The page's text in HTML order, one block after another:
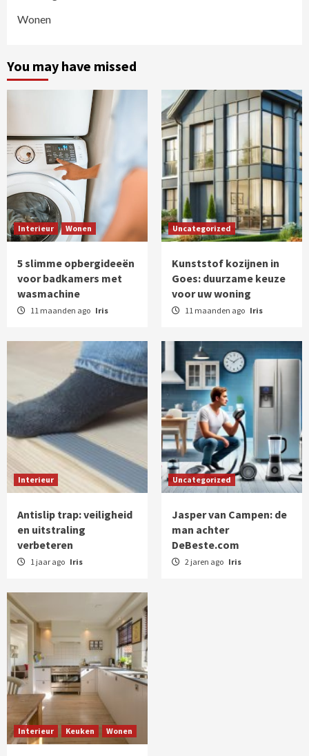
Wonen
You may have missed
Interieur Wonen
5 slimme opbergideeën
voor badkamers met
wasmachine
11 maanden ago Iris
Uncategorized
Kunststof kozijnen in
Goes: duurzame keuze
voor uw woning
11 maanden ago Iris
Interieur
Antislip trap: veiligheid
en uitstraling
verbeteren
1 jaar ago Iris
Uncategorized
Jasper van Campen: de
man achter
DeBeste.com
2 jaren ago Iris
Interieur Keuken Wonen